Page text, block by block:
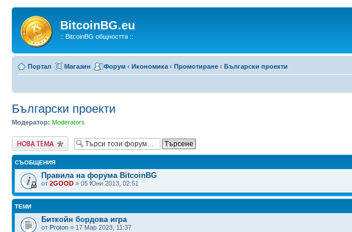
BitcoinBG.eu
:: BitcoinBG общността ::
Портал Магазин Форум ‹ Икономика ‹ Промотиране ‹ Български проекти
Български проекти
Модератор: Moderators
Публикувай нова
тема
СЪОБЩЕНИЯ
Правила на форума BitcoinBG
от 2GOOD » 05 Юни 2013, 02:51
ТЕМИ
Биткойн бордова игра
от Proton » 17 Мар 2023, 11:37